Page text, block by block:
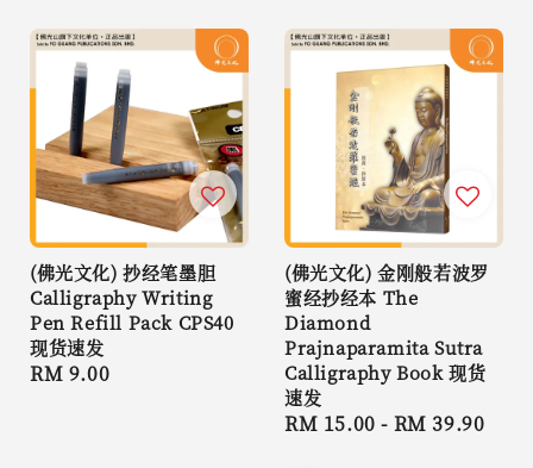
(佛光文化) 抄经笔墨胆
Calligraphy Writing
Pen Refill Pack CPS40
现货速发
Regular
RM 9.00
(佛光文化) 金刚般若波罗
蜜经抄经本 The
Diamond
Prajnaparamita Sutra
Calligraphy Book 现货
速发
Regular
RM 15.00 - RM 39.90